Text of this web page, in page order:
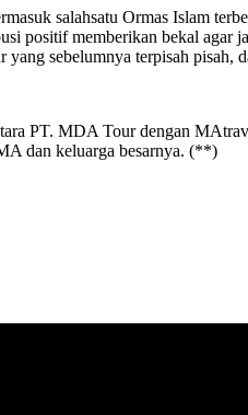
salahsatu Ormas Islam
positif memberikan bekal agar
sebelumnya terpisah pisah,
PT. MDA Tour dengan
dan keluarga besarnya. (**)